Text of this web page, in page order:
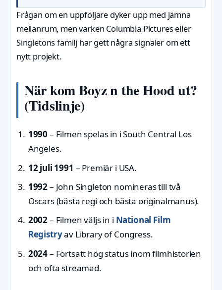
Frågan om en uppföljare dyker upp med jämna
mellanrum, men varken Columbia Pictures eller
Singletons familj har gett några signaler om ett
nytt projekt.
När kom Boyz n the Hood ut?
(Tidslinje)
1990 – Filmen spelas in i South Central Los
Angeles.
12 juli 1991 – Premiär i USA.
1992– John Singleton nomineras till två
Oscars (bästa regi och bästa originalmanus).
2002– Filmen väljs in i National Film
Registryav Library of Congress.
2024– Fortsatt hög status inom filmhistorien
och ofta streamad.